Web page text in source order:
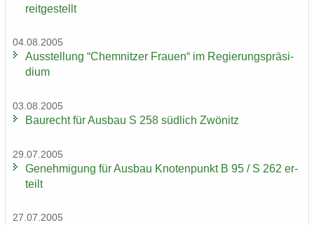
reit­ge­stellt
04.08.2005
Aus­stel­lung “Chem­nit­zer Frau­en“ im Re­gie­rungs­prä­si­
di­um
03.08.2005
Bau­recht für Aus­bau S 258 süd­lich Zwö­nitz
29.07.2005
Ge­neh­mi­gung für Aus­bau Kno­ten­punkt B 95 / S 262 er­
teilt
27.07.2005